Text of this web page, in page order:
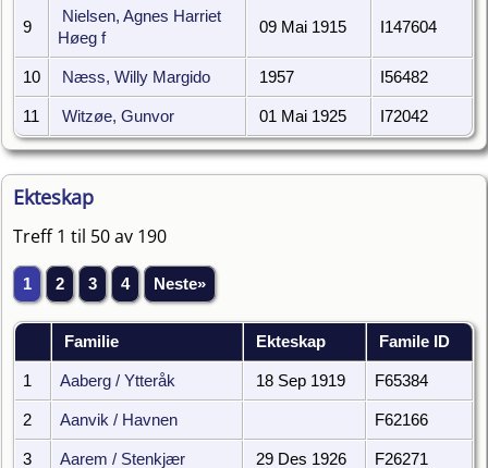
9
Nielsen, Agnes Harriet
Høeg f
09 Mai 1915 I147604
10 Næss, Willy Margido 1957 I56482
11 Witzøe, Gunvor 01 Mai 1925 I72042
Ekteskap
Treff 1 til 50 av 190
1 2 3 4 Neste»
Familie Ekteskap Famile ID
1 Aaberg / Ytteråk 18 Sep 1919 F65384
2 Aanvik / Havnen F62166
3 Aarem / Stenkjær 29 Des 1926 F26271